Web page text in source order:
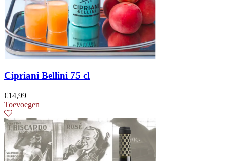
Cipriani Bellini 75 cl
€14,99
Toevoegen